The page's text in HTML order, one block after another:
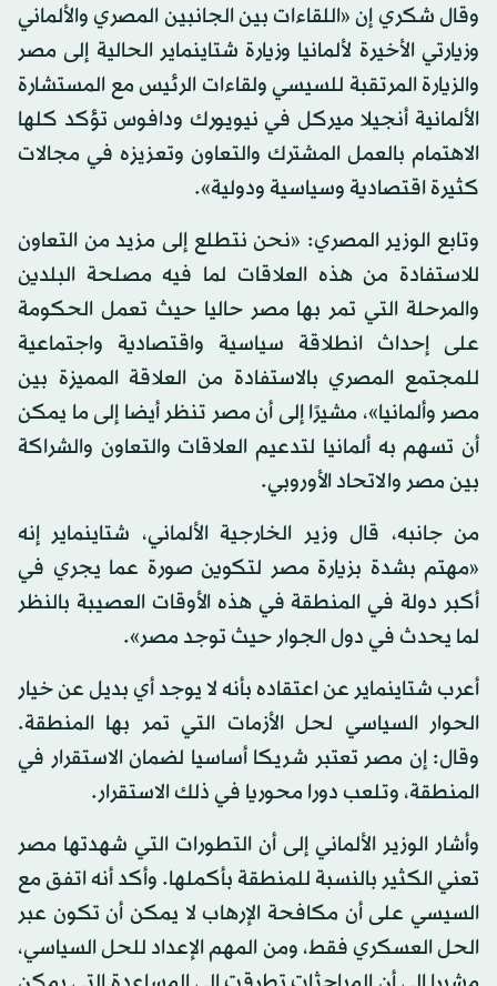
وقال شكري إن «اللقاءات بين الجانبين المصري والألماني
وزيارتي الأخيرة لألمانيا وزيارة شتاينماير الحالية إلى مصر
والزيارة المرتقبة للسيسي ولقاءات الرئيس مع المستشارة
الألمانية أنجيلا ميركل في نيويورك ودافوس تؤكد كلها
الاهتمام بالعمل المشترك والتعاون وتعزيزه في مجالات
كثيرة اقتصادية وسياسية ودولية».
وتابع الوزير المصري: «نحن نتطلع إلى مزيد من التعاون
للاستفادة من هذه العلاقات لما فيه مصلحة البلدين
والمرحلة التي تمر بها مصر حاليا حيث تعمل الحكومة
على إحداث انطلاقة سياسية واقتصادية واجتماعية
للمجتمع المصري بالاستفادة من العلاقة المميزة بين
مصر وألمانيا»، مشيرًا إلى أن مصر تنظر أيضا إلى ما يمكن
أن تسهم به ألمانيا لتدعيم العلاقات والتعاون والشراكة
بين مصر والاتحاد الأوروبي.
من جانبه، قال وزير الخارجية الألماني، شتاينماير إنه
«مهتم بشدة بزيارة مصر لتكوين صورة عما يجري في
أكبر دولة في المنطقة في هذه الأوقات العصيبة بالنظر
لما يحدث في دول الجوار حيث توجد مصر».
أعرب شتاينماير عن اعتقاده بأنه لا يوجد أي بديل عن خيار
الحوار السياسي لحل الأزمات التي تمر بها المنطقة.
وقال: إن مصر تعتبر شريكا أساسيا لضمان الاستقرار في
المنطقة، وتلعب دورا محوريا في ذلك الاستقرار.
وأشار الوزير الألماني إلى أن التطورات التي شهدتها مصر
تعني الكثير بالنسبة للمنطقة بأكملها. وأكد أنه اتفق مع
السيسي على أن مكافحة الإرهاب لا يمكن أن تكون عبر
الحل العسكري فقط، ومن المهم الإعداد للحل السياسي،